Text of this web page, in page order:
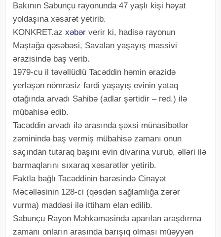
Bakının Sabunçu rayonunda 47 yaşlı kişi həyat
yoldaşına xəsarət yetirib.
KONKRET.az xəbər verir ki, hadisə rayonun
Maştağa qəsəbəsi, Savalan yaşayış massivi
ərazisində baş verib.
1979-cu il təvəllüdlü Tacəddin həmin ərazidə
yerləşən nömrəsiz fərdi yaşayış evinin yataq
otağında arvadı Sahibə (adlar şərtidir – red.) ilə
mübahisə edib.
Tacəddin arvadı ilə arasında şəxsi münasibətlər
zəminində baş vermiş mübahisə zamanı onun
saçından tutaraq başını evin divarına vurub, əlləri ilə
barmaqlarını sıxaraq xəsarətlər yetirib.
Faktla bağlı Tacəddinin barəsində Cinayət
Məcəlləsinin 128-ci (qəsdən sağlamlığa zərər
vurma) maddəsi ilə ittiham elan edilib.
Sabunçu Rayon Məhkəməsində aparılan araşdırma
zamanı onların arasında barışıq olması müəyyən